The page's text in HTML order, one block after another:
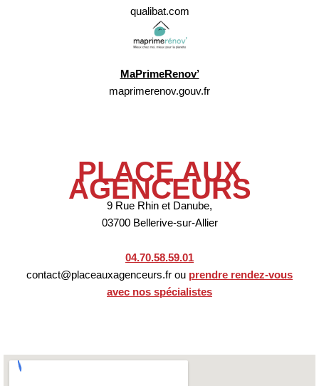
qualibat.com
MaPrimeRenov’
maprimerenov.gouv.fr
PLACE AUX
AGENCEURS
9 Rue Rhin et Danube,
03700 Bellerive-sur-Allier
04.70.58.59.01
contact@placeauxagenceurs.fr ou prendre rendez-vous
avec nos spécialistes